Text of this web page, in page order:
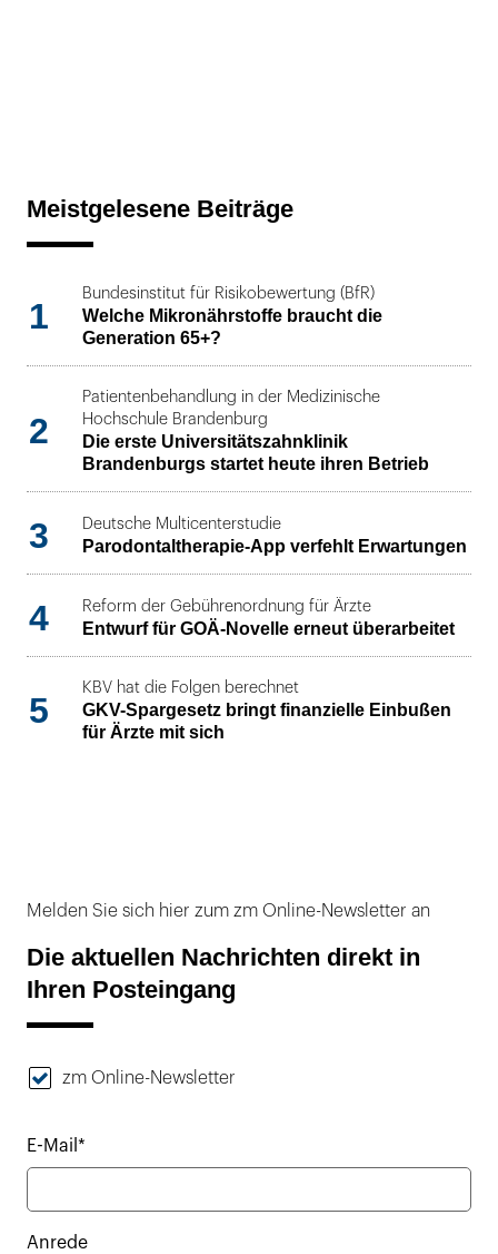
Meistgelesene Beiträge
1
Bundesinstitut für Risikobewertung (BfR)
Welche Mikronährstoffe braucht die
Generation 65+?
2
Patientenbehandlung in der Medizinische
Hochschule Brandenburg
Die erste Universitätszahnklinik
Brandenburgs startet heute ihren Betrieb
3 Deutsche Multicenterstudie
Parodontaltherapie-App verfehlt Erwartungen
4 Reform der Gebührenordnung für Ärzte
Entwurf für GOÄ-Novelle erneut überarbeitet
5
KBV hat die Folgen berechnet
GKV-Spargesetz bringt finanzielle Einbußen
für Ärzte mit sich
Melden Sie sich hier zum zm Online-Newsletter an
Die aktuellen Nachrichten direkt in
Ihren Posteingang
zm Online-Newsletter
E-Mail*
Anrede